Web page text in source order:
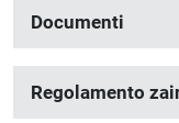
Documenti
Regolamento